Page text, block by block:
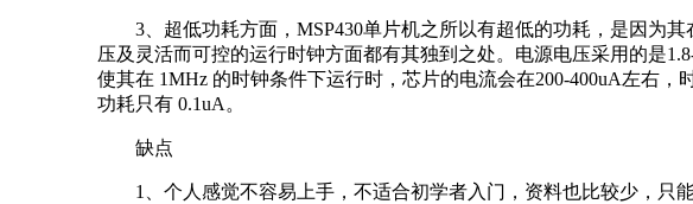
3、超低功耗方面，MSP430单片机之所以有超低的功耗，是因为
压及灵活而可控的运行时钟方面都有其独到之处。电源电压采用的是
使其在 1MHz 的时钟条件下运行时，芯片的电流会在200-400uA左右，
功耗只有 0.1uA。
缺点
1、个人感觉不容易上手，不适合初学者入门，资料也比较少，只